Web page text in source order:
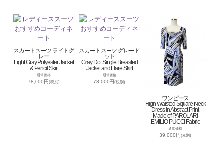
スカートスーツ ライトグ
レー
Light Gray Polyester Jacket
& Pencil Skirt
通常価格
78,000円(税別)
スカートスーツ グレード
ット
Gray Dot Single Breasted
Jacket and Flare Skirt
通常価格
78,000円(税別)
ワンピース
High Waisted Square Neck
Dress in Abstract Print
Made of PAROLARI
EMILIO PUCCI Fabric
通常価格
39,000円(税別)